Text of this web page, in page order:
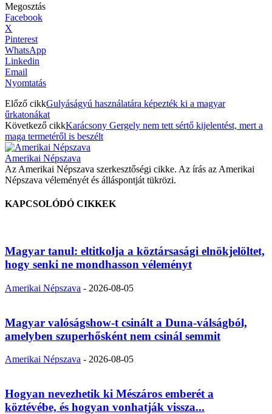
Megosztás
Facebook
X
Pinterest
WhatsApp
Linkedin
Email
Nyomtatás
Előző cikkGulyáságyú használatára képezték ki a magyar
űrkatonákat
Következő cikkKarácsony Gergely nem tett sértő kijelentést, mert a
maga termetéről is beszélt
Amerikai Népszava
Az Amerikai Népszava szerkesztőségi cikke. Az írás az Amerikai
Népszava véleményét és álláspontját tükrözi.
KAPCSOLÓDÓ CIKKEK
Magyar tanul: eltitkolja a köztársasági elnökjelöltet,
hogy senki ne mondhasson véleményt
Amerikai Népszava - 2026-08-05
Magyar valóságshow-t csinált a Duna-válságból,
amelyben szuperhősként nem csinál semmit
Amerikai Népszava - 2026-08-05
Hogyan nevezhetik ki Mészáros emberét a
köztévébe, és hogyan vonhatják vissza...